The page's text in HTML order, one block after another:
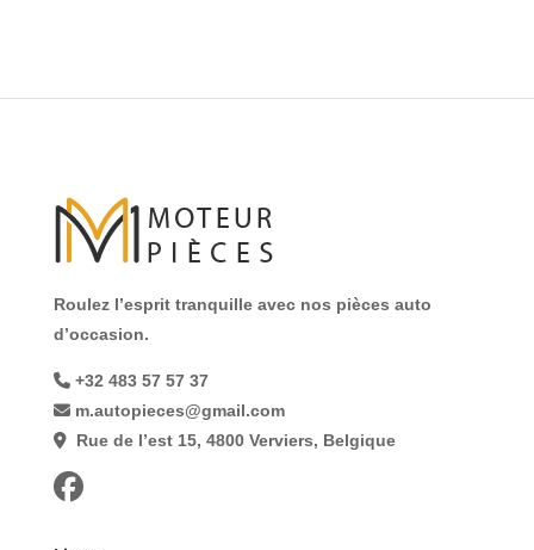
Roulez l’esprit tranquille avec nos pièces auto
d’occasion.
+32 483 57 57 37
m.autopieces@gmail.com
Rue de l’est 15, 4800 Verviers, Belgique